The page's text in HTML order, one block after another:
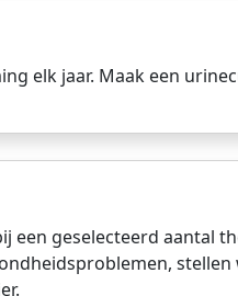
elk jaar. Maak een
geselecteerd aantal